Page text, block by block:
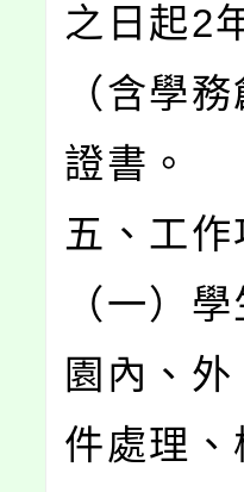
之日起2
（含學
證書。
五、工作
（一）
園內、
件處理